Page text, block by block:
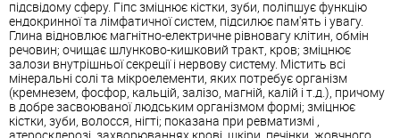
підсвідому сферу. Гіпс зміцнює кістки, зуби, поліпшує функцію
ендокринної та лімфатичної систем, підсилює пам'ять і увагу.
Глина відновлює магнітно-електричне рівновагу клітин, обмін
речовин; очищає шлунково-кишковий тракт, кров; зміцнює
залози внутрішньої секреції і нервову систему. Містить всі
мінеральні солі та мікроелементи, яких потребує організм
(кремнезем, фосфор, кальцій, залізо, магній, калій і т.д.), причому
в добре засвоюваної людським організмом формі; зміцнює
кістки, зуби, волосся, нігті; показана при ревматизмі ,